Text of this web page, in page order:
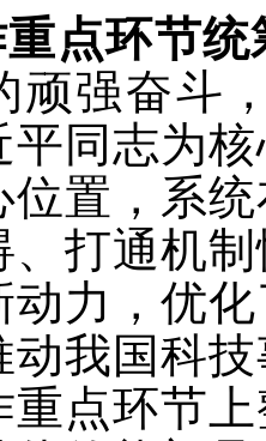
点环节
顽强奋斗
平同志为
位置，系
、打通机
动力，优
动我国科
重点环节